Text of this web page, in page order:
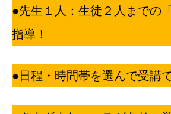
●先生１人：生徒２人までの
指導！
●日程・時間帯を選んで受講